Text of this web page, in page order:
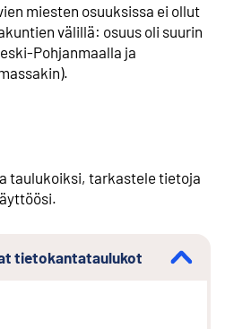
miesten osuuksissa ei ollut
välillä: osuus oli suurin
Pohjanmaalla ja
taulukoiksi, tarkastele tietoja
tietokantataulukot